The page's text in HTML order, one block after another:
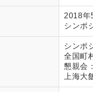
2018年
シンポ
シンポ
全国町
懇親会：
上海大